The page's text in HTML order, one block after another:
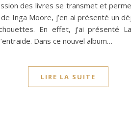
des livres se transmet et
Inga Moore, j’en ai présenté un
En effet, j’ai présenté
Dans ce nouvel album…
LIRE LA SUITE